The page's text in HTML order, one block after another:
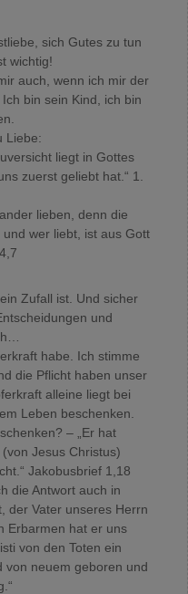
sich Gutes zu tun
wichtig!
auch, wenn ich mir der
bin sein Kind, ich bin
Liebe:
liegt in Gottes
zuerst geliebt hat.“ 1.
lieben, denn die
wer liebt, ist aus Gott
Zufall ist. Und sicher
und
habe. Ich stimme
die Pflicht haben unser
alleine liegt bei
Leben beschenken.
– „Er hat
Jesus Christus)
Jakobusbrief 1,18
die Antwort auch in
der Vater unseres Herrn
Erbarmen hat er uns
von den Toten ein
von neuem geboren und